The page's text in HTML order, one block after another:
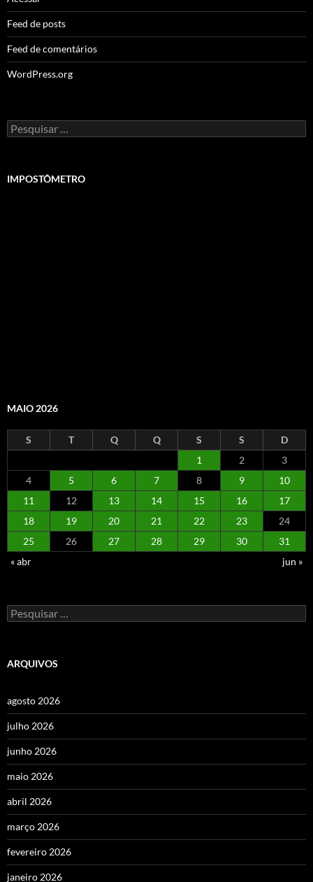
Feed de posts
Feed de comentários
WordPress.org
Pesquisar
por:
IMPOSTÔMETRO
MAIO 2026
S T Q Q S S
D
1
2
3
4
5 6 7 8 9
10
11
12 13 14 15 16
17
18
19 20 21 22 23
24
25
26 27 28 29 30
31
« abr
jun »
Pesquisar
por:
ARQUIVOS
agosto 2026
julho 2026
junho 2026
maio 2026
abril 2026
março 2026
fevereiro 2026
janeiro 2026